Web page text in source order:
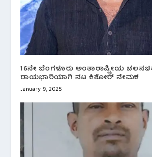
16ನೇ ಬೆಂಗಳೂರು ಅಂತಾರಾಷ್ಟ್ರೀಯ
ರಾಯಭಾರಿಯಾಗಿ ನಟ ಕಿಶೋರ್ ನೇಮಕ
January 9, 2025